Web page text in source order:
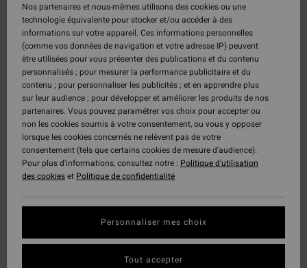
Nos partenaires et nous-mêmes utilisons des cookies ou une
technologie équivalente pour stocker et/ou accéder à des
informations sur votre appareil. Ces informations personnelles
(comme vos données de navigation et votre adresse IP) peuvent
être utilisées pour vous présenter des publications et du contenu
personnalisés ; pour mesurer la performance publicitaire et du
contenu ; pour personnaliser les publicités ; et en apprendre plus
sur leur audience ; pour développer et améliorer les produits de nos
partenaires. Vous pouvez paramétrer vos choix pour accepter ou
non les cookies soumis à votre consentement, ou vous y opposer
lorsque les cookies concernés ne relèvent pas de votre
consentement (tels que certains cookies de mesure d’audience).
Pour plus d'informations, consultez notre : Politique d'utilisation
des cookieset Politique de confidentialité
Personnaliser mes choix
Tout accepter